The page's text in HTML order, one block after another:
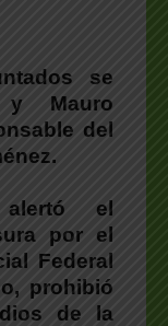
se
y Mauro
del
el
por el
Federal
prohibió
de la